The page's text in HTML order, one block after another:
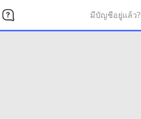
มีบัญชีอยู่แล้ว?